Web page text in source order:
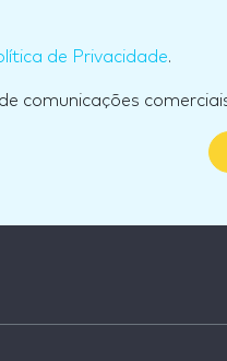
de Privacidade.
comunicações